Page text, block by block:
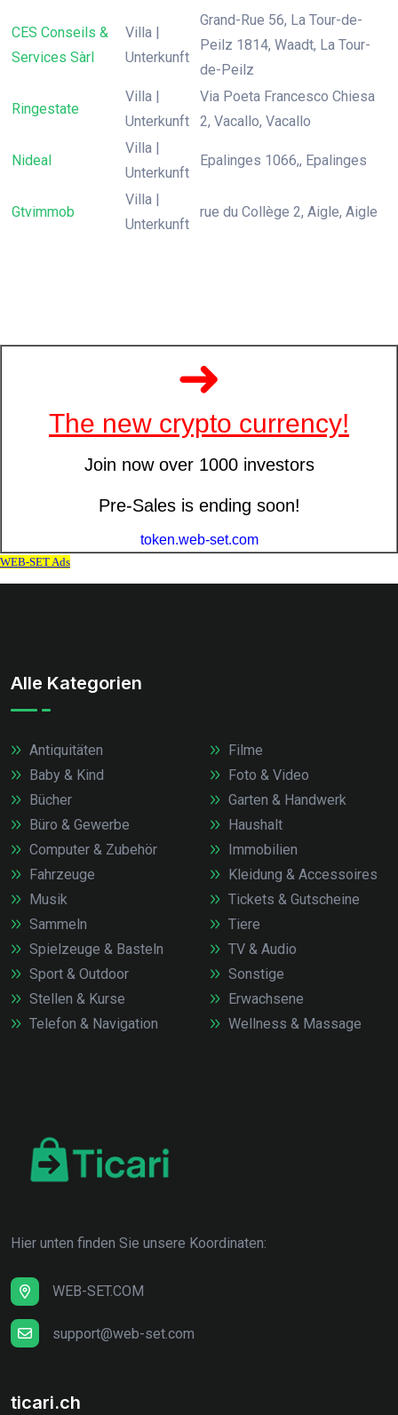
CES Conseils &
Services Sàrl
Villa |
Unterkunft
Grand-Rue 56, La Tour-de-
Peilz 1814, Waadt, La Tour-
de-Peilz
Ringestate
Villa |
Unterkunft
Via Poeta Francesco Chiesa
2, Vacallo, Vacallo
Nideal
Villa |
Unterkunft
Epalinges 1066,, Epalinges
Gtvimmob
Villa |
Unterkunft
rue du Collège 2, Aigle, Aigle
Alle Kategorien
Antiquitäten
Baby & Kind
Bücher
Büro & Gewerbe
Computer & Zubehör
Fahrzeuge
Filme
Foto & Video
Garten & Handwerk
Haushalt
Immobilien
Kleidung & Accessoires
Musik
Sammeln
Spielzeuge & Basteln
Sport & Outdoor
Stellen & Kurse
Telefon & Navigation
Tickets & Gutscheine
Tiere
TV & Audio
Sonstige
Erwachsene
Wellness & Massage
Hier unten finden Sie unsere Koordinaten:
WEB-SET.COM
support@web-set.com
ticari.ch